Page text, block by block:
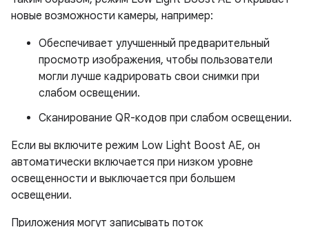
новые возможности камеры, например:
Обеспечивает улучшенный предварительный
просмотр изображения, чтобы пользователи
могли лучше кадрировать свои снимки при
слабом освещении.
Сканирование QR-кодов при слабом освещении.
Если вы включите режим Low Light Boost AE, он
автоматически включается при низком уровне
освещенности и выключается при большем
освещении.
Приложения могут записывать поток